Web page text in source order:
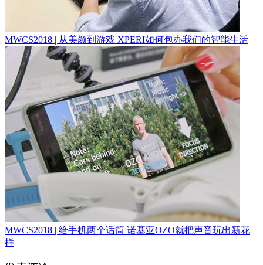
MWCS2018 | 从美颜到游戏 XPERI如何包办我们的智能生活
MWCS2018 | 给手机两个话筒 诺基亚OZO就把声音玩出新花
样